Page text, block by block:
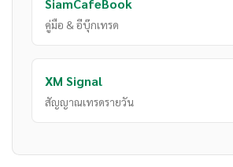
SiamCafeBook
คู่มือ & อีบุ๊กเทรด
XM Signal
สัญญาณเทรดรายวัน